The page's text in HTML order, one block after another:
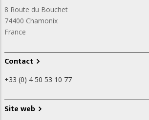
8 Route du Bouchet
74400 Chamonix
France
Contact
+33 (0) 4 50 53 10 77
Site web